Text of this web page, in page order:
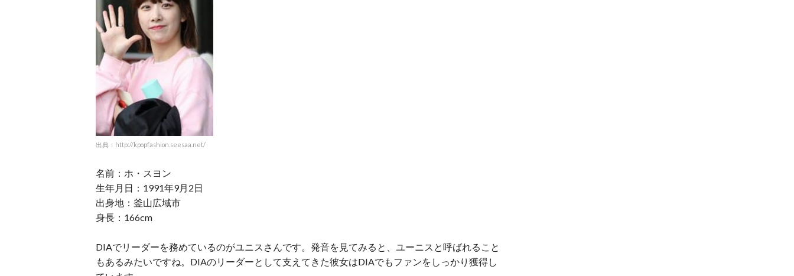
出典：http://kpopfashion.seesaa.net/
名前：ホ・スヨン
生年月日：1991年9月2日
出身地：釜山広域市
身長：166cm
DIAでリーダーを務めているのがユニスさんです。発音を見てみると、ユーニスと呼ばれること
もあるみたいですね。DIAのリーダーとして支えてきた彼女はDIAでもファンをしっかり獲得し